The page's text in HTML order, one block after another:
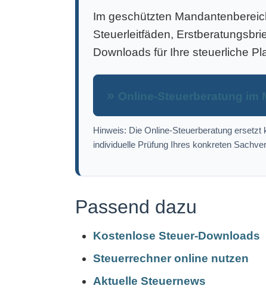
Im geschützten
Steuerleitfäden,
Downloads für Ihre steuerliche
Online-Steuerberatung im
Hinweis: Die Online-Steuerberatung
individuelle Prüfung Ihres konkreten
Passend dazu
Kostenlose Steuer-Downloads
Steuerrechner online nutzen
Aktuelle Steuernews